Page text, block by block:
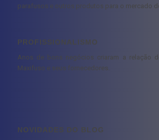
parafusos e outros produtos para o mercado
PROFISSIONALISMO
Anos de bons negócios criaram a relação
Maxifuso e seus fornecedores.
NOVIDADES DO BLOG